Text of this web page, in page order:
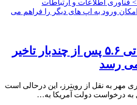
فناوری اطلاعات و ارتباطات
چت جی پی تی ۵.۶ پس از چندبار تاخیر
می رسد
مهر به نقل از رویترز، این درحالی است
درخواست دولت آمریکا به…